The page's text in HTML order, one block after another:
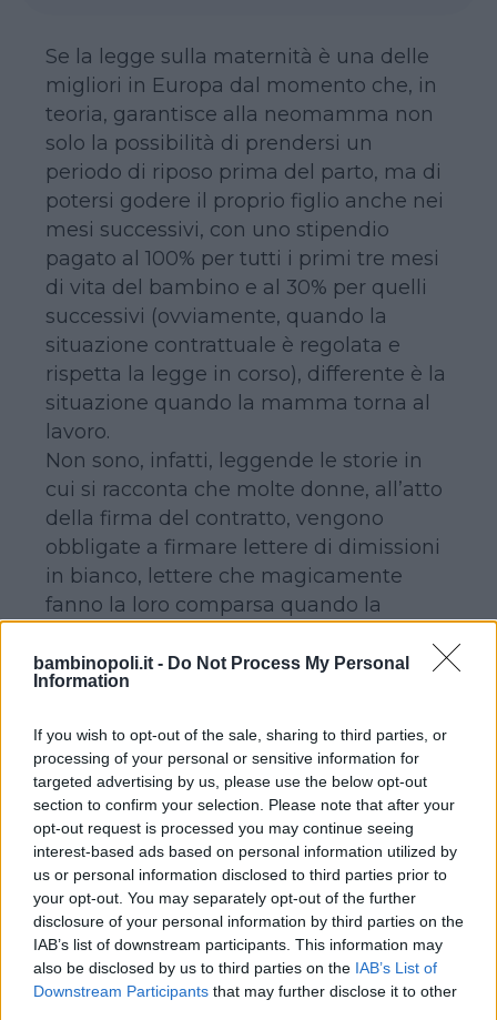
bambinopoli.it - Do Not Process My Personal
Information
If you wish to opt-out of the sale, sharing to third parties, or
processing of your personal or sensitive information for
targeted advertising by us, please use the below opt-out
section to confirm your selection. Please note that after your
opt-out request is processed you may continue seeing
interest-based ads based on personal information utilized by
us or personal information disclosed to third parties prior to
your opt-out. You may separately opt-out of the further
disclosure of your personal information by third parties on the
IAB’s list of downstream participants. This information may
also be disclosed by us to third parties on the IAB’s List of
Downstream Participants that may further disclose it to other
Se la legge sulla maternità è una delle
migliori in Europa dal momento che, in
teoria, garantisce alla neomamma non
solo la possibilità di prendersi un
periodo di riposo prima del parto, ma di
potersi godere il proprio figlio anche nei
mesi successivi, con uno stipendio
pagato al 100% per tutti i primi tre mesi
di vita del bambino e al 30% per quelli
successivi (ovviamente, quando la
situazione contrattuale è regolata e
rispetta la legge in corso), differente è la
situazione quando la mamma torna al
lavoro.
Non sono, infatti, leggende le storie in
cui si racconta che molte donne, all’atto
della firma del contratto, vengono
obbligate a firmare lettere di dimissioni
in bianco, lettere che magicamente
fanno la loro comparsa quando la
momento che la legge vieta di
licenziare una donna incinta).
casi estremi (e illegali), il ritorno al lavoro
è per molte donne fonte di stress,
vessazione, sopprusi. Che lo rendono
emotivamente e praticamente più
complicato di quanto dovrebbe,
effettivamente, essere in situazioni di
normalità.
Un’inchiesta dell’Espressodi recente